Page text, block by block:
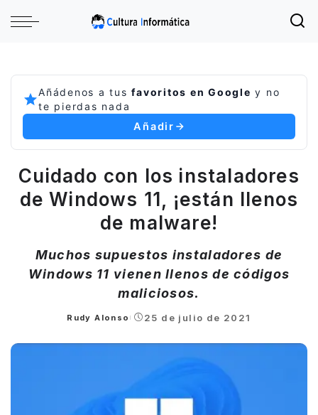
Añádenos a tusfavoritos en Google y no
te pierdas nada
Añadir
Cuidado con los instaladores
de Windows 11, ¡están llenos
de malware!
Muchos supuestos instaladores de
Windows 11 vienen llenos de códigos
maliciosos.
Posted
Rudy Alonso 25 de julio de 2021